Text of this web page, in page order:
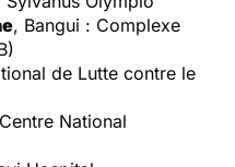
, Bangui : Complexe
de Lutte contre le
National